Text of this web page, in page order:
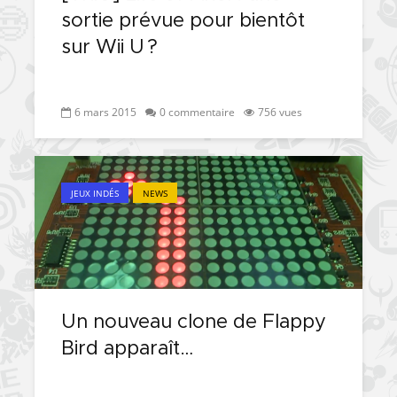
sortie prévue pour bientôt
sur Wii U ?
6 mars 2015 0 commentaire 756 vues
JEUX INDÉS NEWS
Un nouveau clone de Flappy
Bird apparaît…